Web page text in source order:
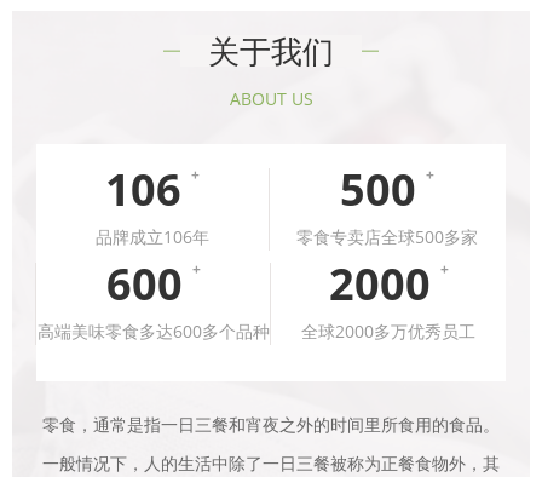
关于我们
ABOUT US
106 +
品牌成立106年
500 +
零食专卖店全球500多家
600 +
高端美味零食多达600多个品种
2000 +
全球2000多万优秀员工
零食，通常是指一日三餐和宵夜之外的时间里所食用的食品。
一般情况下，人的生活中除了一日三餐被称为正餐食物外，其